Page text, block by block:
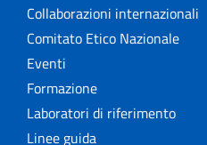
Collaborazioni internazionali
Comitato Etico Nazionale
Eventi
Formazione
Laboratori di riferimento
Linee guida